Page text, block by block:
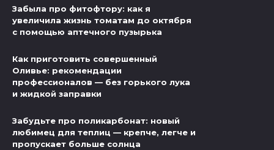
Забыла про фитофтору: как я
увеличила жизнь томатам до октября
с помощью аптечного пузырька
Как приготовить совершенный
Оливье: рекомендации
профессионалов — без горького лука
и жидкой заправки
Забудьте про поликарбонат: новый
любимец для теплиц — крепче, легче и
пропускает больше солнца